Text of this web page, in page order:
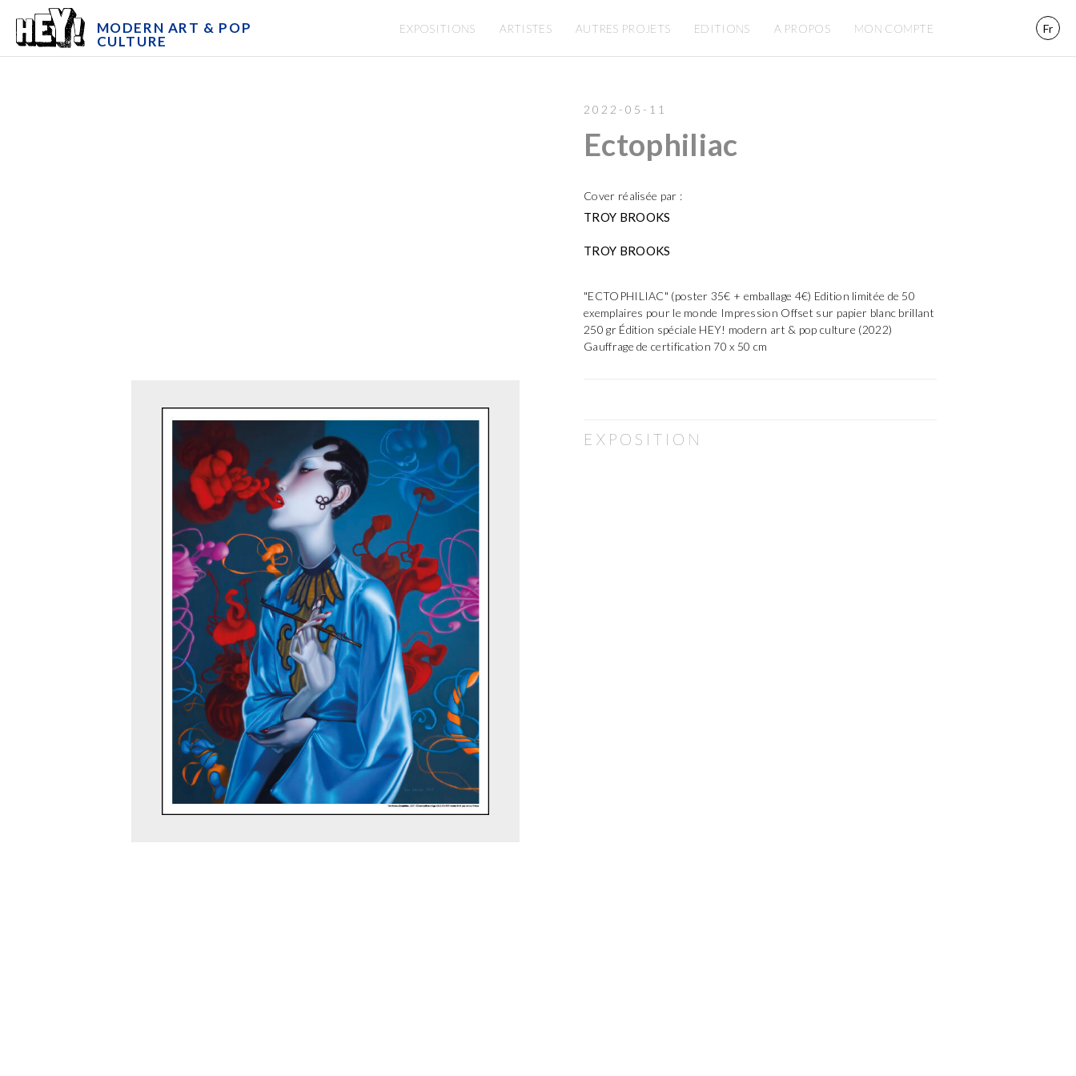
MODERN ART & POP
CULTURE
EXPOSITIONS ARTISTES AUTRES PROJETS EDITIONS A PROPOS MON COMPTE Fr
2022-05-11
Ectophiliac
Cover réalisée par :
TROY BROOKS
TROY BROOKS
"ECTOPHILIAC" (poster 35€ + emballage 4€) Edition limitée de 50
exemplaires pour le monde Impression Offset sur papier blanc brillant
250 gr Édition spéciale HEY! modern art & pop culture (2022)
Gauffrage de certification 70 x 50 cm
EXPOSITION